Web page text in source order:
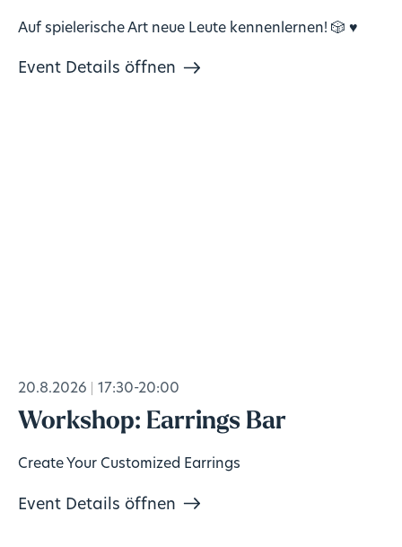
Auf spielerische Art neue Leute kennenlernen! 🎲 ♥️
Event Details öffnen
20.8.2026 17:30-20:00
Workshop: Earrings Bar
Create Your Customized Earrings
Event Details öffnen